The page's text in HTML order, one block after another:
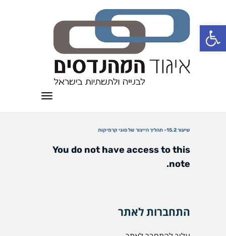
פתח סרגל נגישות
תפריט
שיעור 15.2- תהליך הייצור של סוגי קרמיקות
You do not have access to this
note.
התחברות לאתר